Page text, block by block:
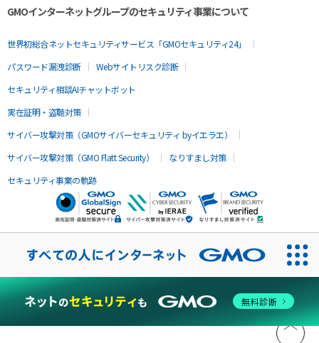
GMOインターネットグループのセキュリティ事業について
世界初総合ネットセキュリティサービス「GMOセキュリティ24」
パスワード漏洩診断
Webサイトリスク診断
セキュリティ相談AIチャットボット
実在証明・盗聴対策
サイバー攻撃対策（GMOサイバーセキュリティ byイエラエ）
サイバー攻撃対策（GMO Flatt Security）
なりすまし対策
セキュリティ事業の軌跡
無料診断